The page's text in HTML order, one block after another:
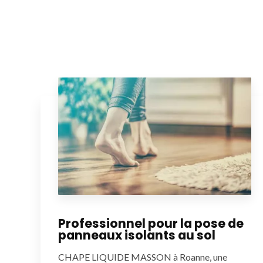
Professionnel pour la pose de
panneaux isolants au sol
CHAPE LIQUIDE MASSON à Roanne, une